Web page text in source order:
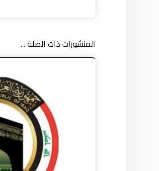
المنشورات ذات الصلة ...